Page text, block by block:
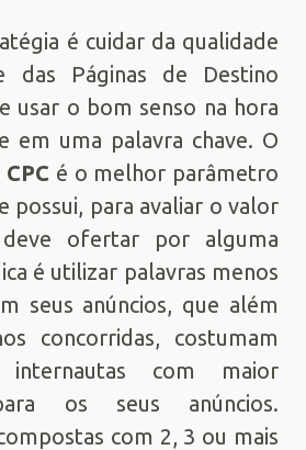
é cuidar da qualidade
das Páginas de Destino
usar o bom senso na hora
em uma palavra chave. O
CPC é o melhor parâmetro
possui, para avaliar o valor
ofertar por alguma
é utilizar palavras menos
seus anúncios, que além
concorridas, costumam
com maior
os seus anúncios.
com 2, 3 ou mais